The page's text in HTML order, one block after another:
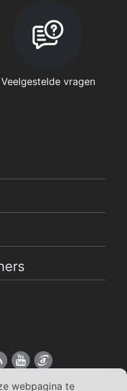
webpagina te
Veelgestelde vragen